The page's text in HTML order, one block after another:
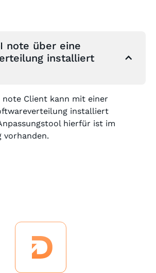
note über eine
installiert
note Client kann mit einer
installiert
hierfür ist im
vorhanden.